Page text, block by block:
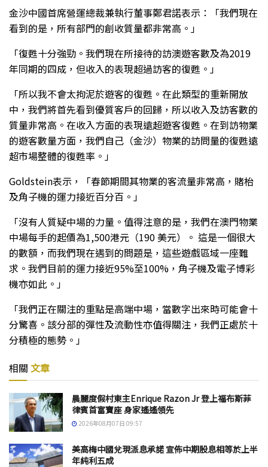
金沙中國首席營運總裁兼執行董事鄭君諾表示：「我們現在
看到的是，所有部門的創收質量都非常高。」
「復甦十分強勁。我們現在所接待的訪澳遊客數及為2019
年同期的四成，但收入的表現超過訪客的復甦。」
「所以我不會太拘泥於遊客的復甦。在此類型的重新開放
中，我們將首先看到優質客戶的回歸，所以收入及訪客數的
質量非常高。在收入方面的表現遠超遊客復甦。在到訪物業
的遊客數量方面，我們自己（金沙）物業的訪問量的復甦遠
超市場整體的復甦率。」
Goldstein表示，「春節期間其物業的客流量非常高，賭枱
及角子機的運力接近百分百。」
「沒有人質疑中場的力量。值得注意的是，我們在澳門物業
中場每手的起價為1,500港元（190 美元）。 這是一個很大
的數額，而我們現在遇到的問題是，這些遊戲區域一座難
求。我們目前的運力接近95%至100%，角子機及電子博彩
機亦如此。」
「我們正在關注的重點是高端中場，當數字出來時可能會十
分驚喜。該分部的彈性及流動性亦值得關注，我們正處於十
分積極的態勢。」
相關 文章
晨麗度假村東主Enrique Razon Jr 登上福布斯菲
律賓首富寶座 身家遙遙領先
2026年08月07日 09:57
美高梅中國兌現派息承諾 宣佈中期股息相等於上半
年純利五成